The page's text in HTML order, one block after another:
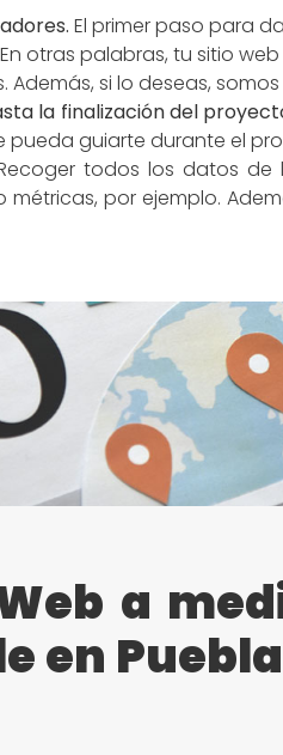
. El primer paso para
En otras palabras, tu sitio
si lo deseas, somos
la finalización del
pueda guiarte durante el
todos los datos de
métricas, por ejemplo.
a
en